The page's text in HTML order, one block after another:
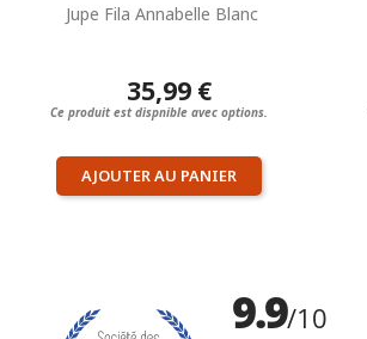
Jupe Fila Annabelle Blanc
35,99 €
Ce produit est dispnible avec options.
AJOUTER AU PANIER